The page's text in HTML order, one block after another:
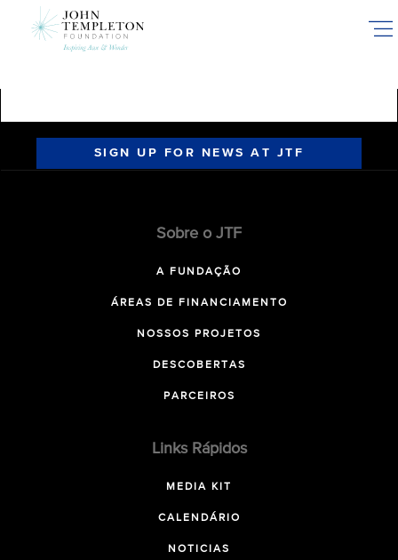
SIGN UP FOR NEWS AT JTF
Sobre o JTF
A FUNDAÇÃO
ÁREAS DE FINANCIAMENTO
NOSSOS PROJETOS
DESCOBERTAS
PARCEIROS
Links Rápidos
MEDIA KIT
CALENDÁRIO
NOTICIAS